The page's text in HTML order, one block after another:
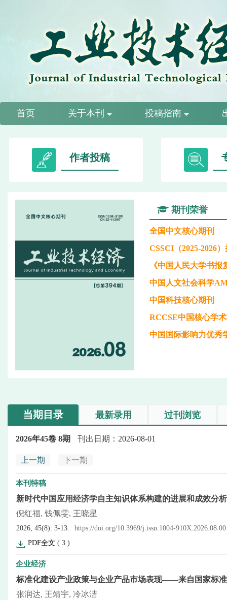
首页 关于本刊 投稿指南
作者投稿
期刊荣誉
全国中文核心期刊
CSSCI（2025-2026
《中国人民大学书
中国人文社会科学
中国科技核心期刊
RCCSE中国核心学
中国国际影响力优秀
当期目录 最新录用 过刊浏览
2026年45卷 8期 刊出日期：2026-08-01
上一期 下一期
本刊特稿
新时代中国应用经济学自主知识体系构建的进展和成效分析
倪红福, 钱佩雯, 王晓星
2026, 45(8): 3-13.
https://doi.org/10.3969/j.issn.1004-
PDF全文 ( 3 )
企业经济
标准化建设产业政策与企业产品市场表现——来自国家标
张润达, 王靖宇, 冷冰洁